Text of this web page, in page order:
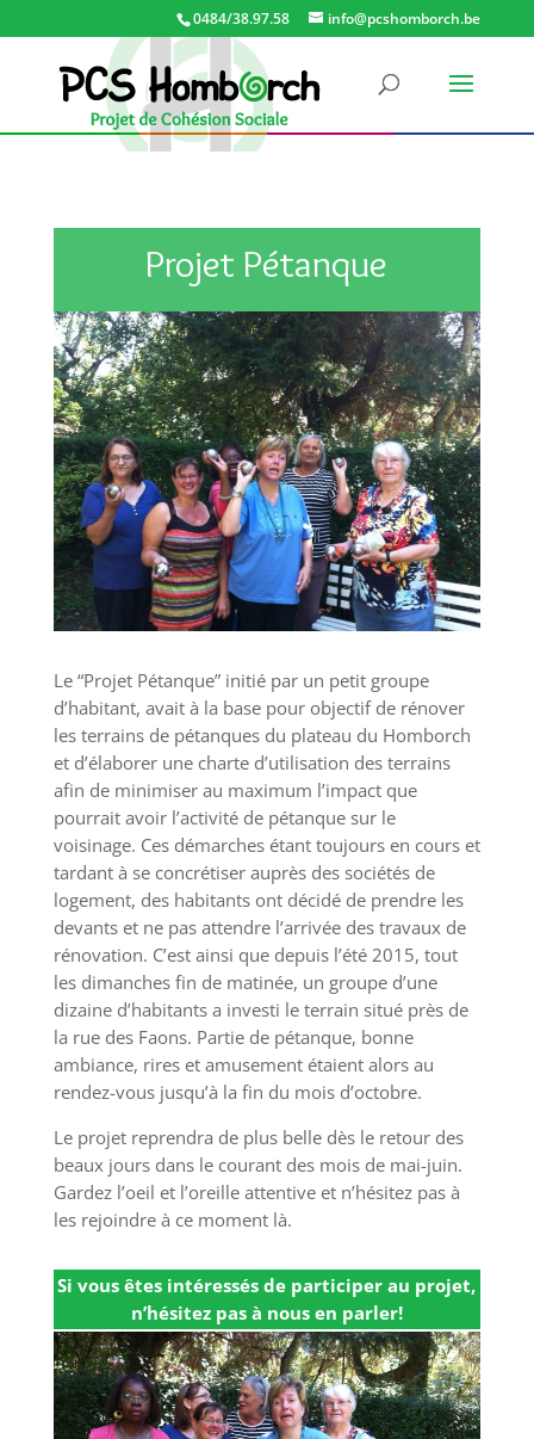
0484/38.97.58 info@pcshomborch.be
Projet Pétanque
Le “Projet Pétanque” initié par un petit groupe
d’habitant, avait à la base pour objectif de rénover
les terrains de pétanques du plateau du Homborch
et d’élaborer une charte d’utilisation des terrains
afin de minimiser au maximum l’impact que
pourrait avoir l’activité de pétanque sur le
voisinage. Ces démarches étant toujours en cours et
tardant à se concrétiser auprès des sociétés de
logement, des habitants ont décidé de prendre les
devants et ne pas attendre l’arrivée des travaux de
rénovation. C’est ainsi que depuis l’été 2015, tout
les dimanches fin de matinée, un groupe d’une
dizaine d’habitants a investi le terrain situé près de
la rue des Faons. Partie de pétanque, bonne
ambiance, rires et amusement étaient alors au
rendez-vous jusqu’à la fin du mois d’octobre.
Le projet reprendra de plus belle dès le retour des
beaux jours dans le courant des mois de mai-juin.
Gardez l’oeil et l’oreille attentive et n’hésitez pas à
les rejoindre à ce moment là.
Si vous êtes intéressés de participer au projet,
n’hésitez pas à nous en parler!